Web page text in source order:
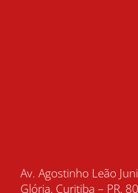
Av. Agostinho Leão
Glória, Curitiba – PR,